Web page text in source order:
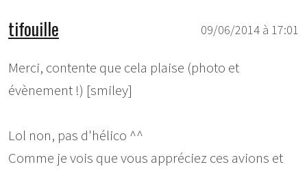
09/06/2014 à 17:01
tifouille
Merci, contente que cela plaise (photo et
évènement !) [smiley]
Lol non, pas d'hélico ^^
Comme je vois que vous appréciez ces avions et